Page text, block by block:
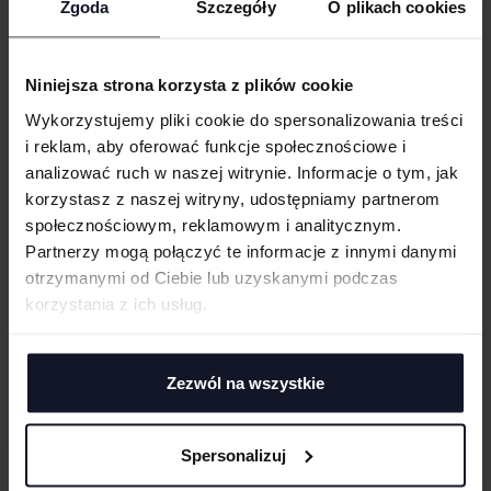
Zgoda Szczegóły O plikach cookies
Niniejsza strona korzysta z plików cookie
Wykorzystujemy pliki cookie do spersonalizowania treści
i reklam, aby oferować funkcje społecznościowe i
analizować ruch w naszej witrynie. Informacje o tym, jak
korzystasz z naszej witryny, udostępniamy partnerom
społecznościowym, reklamowym i analitycznym.
Partnerzy mogą połączyć te informacje z innymi danymi
otrzymanymi od Ciebie lub uzyskanymi podczas
korzystania z ich usług.
Zezwól na wszystkie
Spersonalizuj
Podwójne szwy
Ściągacze rękawów z elastanem
Możliwość prania w temp. 60°C
GRAMATURA I SKŁAD
CERTYFIKATY
TECHNIKI ZDOBIENIA
poliestrowymi nićmi za pomocą specjalnych maszyn haftujących. W
Sitodruk to technika znakowania, która wygrywa trwałością i ceną przy
DOSTAWA I PŁATNOŚĆ
UWAGI
ANULUJ